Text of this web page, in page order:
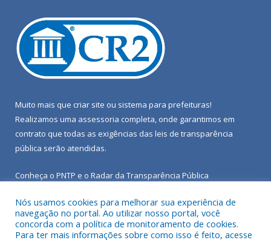
Muito mais que criar site ou sistema para prefeituras!
Realizamos uma assessoria completa, onde garantimos em
contrato que todas as exigências das leis de transparência
pública serão atendidas.
Conheça o PNTP e o Radar da Transparência Pública
Nós usamos cookies para melhorar sua experiência de
navegação no portal. Ao utilizar nosso portal, você
concorda com a política de monitoramento de cookies.
Para ter mais informações sobre como isso é feito, acesse